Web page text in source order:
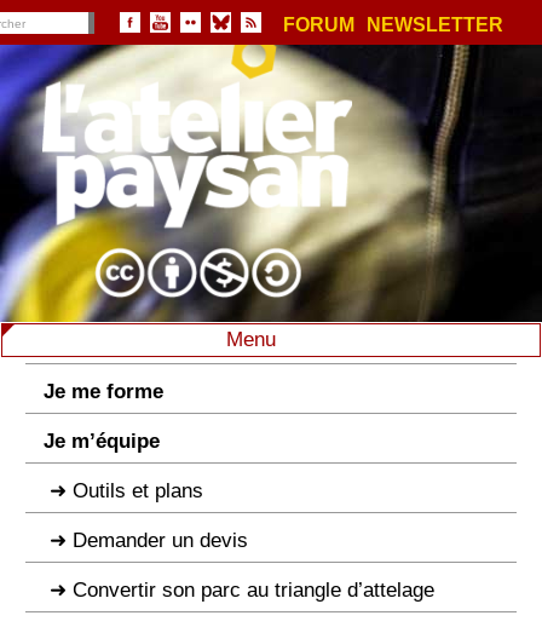
FORUM NEWSLETTER
Menu
Je me forme
Je m’équipe
Outils et plans
Demander un devis
Convertir son parc au triangle d’attelage